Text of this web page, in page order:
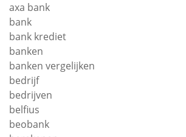
axa bank
bank
bank krediet
banken
banken vergelijken
bedrijf
bedrijven
belfius
beobank